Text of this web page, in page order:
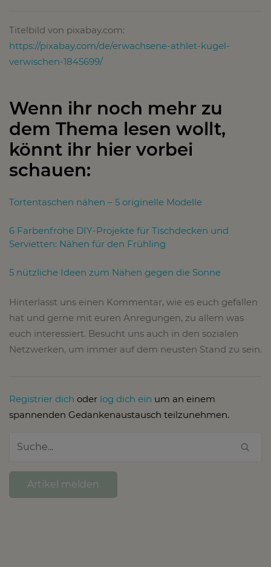
Titelbild von pixabay.com:
https://pixabay.com/de/erwachsene-athlet-kugel-
verwischen-1845699/
Wenn ihr noch mehr zu
dem Thema lesen wollt,
könnt ihr hier vorbei
schauen:
Tortentaschen nähen – 5 originelle Modelle
6 Farbenfrohe DIY-Projekte für Tischdecken und
Servietten: Nähen für den Frühling
5 nützliche Ideen zum Nähen gegen die Sonne
Hinterlasst uns einen Kommentar, wie es euch gefallen
hat und gerne mit euren Anregungen, zu allem was
euch interessiert. Besucht uns auch in den sozialen
Netzwerken, um immer auf dem neusten Stand zu sein.
Registrier dich oder log dich ein um an einem
spannenden Gedankenaustausch teilzunehmen.
Artikel melden